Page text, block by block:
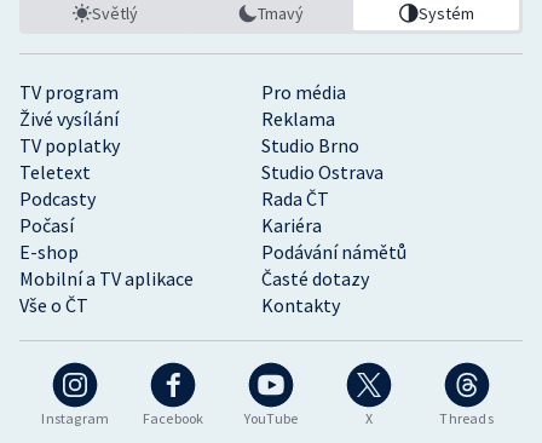
Instagram Facebook YouTube X Threads
TV program
Pro média
Živé vysílání
Reklama
TV poplatky
Studio Brno
Teletext
Studio Ostrava
Podcasty
Rada ČT
Počasí
Kariéra
E-shop
Podávání námětů
Mobilní a TV aplikace
Časté dotazy
Vše o ČT
Kontakty
Světlý Tmavý Systém